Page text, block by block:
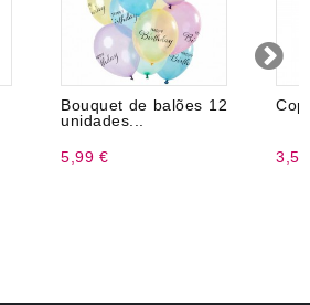
Bouquet de balões 12
unidades...
5,99 €